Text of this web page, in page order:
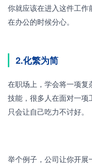
你就应该在进入这件工
在办公的时候分心。
2.化繁为简
在职场上，学会将一项
技能，很多人在面对一
只会让自己吃力不讨好。
举个例子，公司让你开